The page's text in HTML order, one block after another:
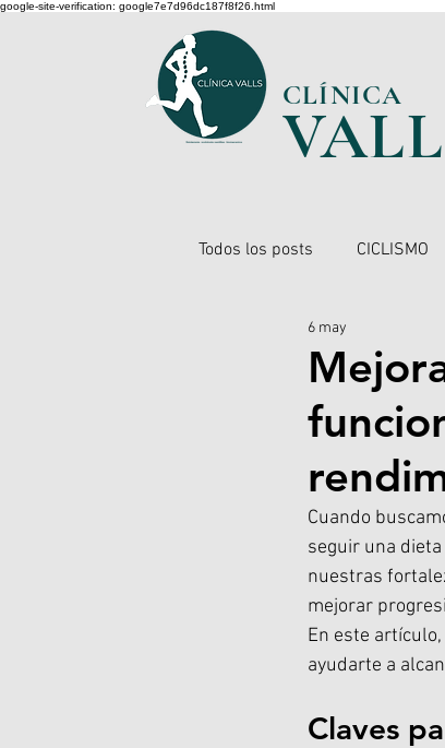
google-site-verification: google7e7d96dc187f8f26.html
CLÍNICA
VAL
Todos los posts CICLISMO
6 may
Cuando
seguir una
nuestras
mejorar
En este
ayudarte a
Claves